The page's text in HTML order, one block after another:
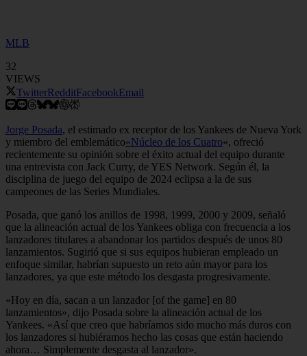
MLB
32
VIEWS
TwitterRedditFacebookEmail
Jorge Posada, el estimado ex receptor de los Yankees de Nueva York
y miembro del emblemático«Núcleo de los Cuatro«, ofreció
recientemente su opinión sobre el éxito actual del equipo durante
una entrevista con Jack Curry, de YES Network. Según él, la
disciplina de juego del equipo de 2024 eclipsa a la de sus
campeones de las Series Mundiales.
Posada, que ganó los anillos de 1998, 1999, 2000 y 2009, señaló
que la alineación actual de los Yankees obliga con frecuencia a los
lanzadores titulares a abandonar los partidos después de unos 80
lanzamientos. Sugirió que si sus equipos hubieran empleado un
enfoque similar, habrían supuesto un reto aún mayor para los
lanzadores, ya que este método los desgasta progresivamente.
«Hoy en día, sacan a un lanzador [of the game] en 80
lanzamientos», dijo Posada sobre la alineación actual de los
Yankees. «Así que creo que habríamos sido mucho más duros con
los lanzadores si hubiéramos hecho las cosas que están haciendo
ahora… Simplemente desgasta al lanzador».